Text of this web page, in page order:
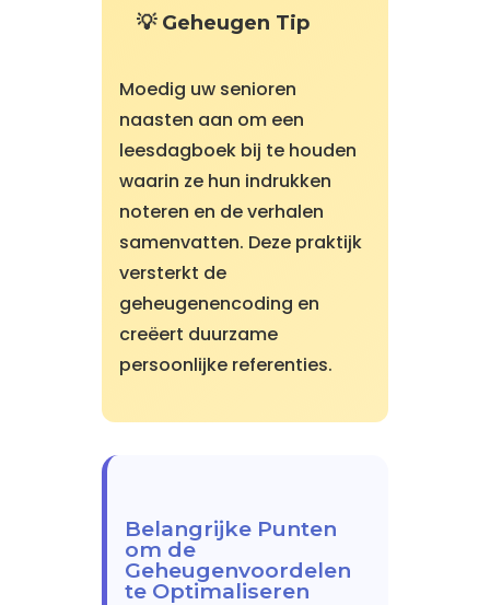
💡 Geheugen Tip
Moedig uw senioren
naasten aan om een
leesdagboek bij te houden
waarin ze hun indrukken
noteren en de verhalen
samenvatten. Deze praktijk
versterkt de
geheugenencoding en
creëert duurzame
persoonlijke referenties.
Belangrijke Punten
om de
Geheugenvoordelen
te Optimaliseren